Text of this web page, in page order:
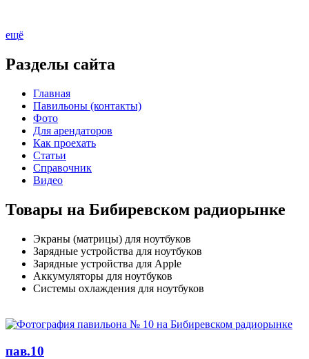
ещё
Разделы сайта
Главная
Павильоны (контакты)
Фото
Для арендаторов
Как проехать
Статьи
Справочник
Видео
Товары на Бибиревском радиорынке
Экраны (матрицы) для ноутбуков
Зарядные устройства для ноутбуков
Зарядные устройства для Apple
Аккумуляторы для ноутбуков
Системы охлаждения для ноутбуков
пав.10